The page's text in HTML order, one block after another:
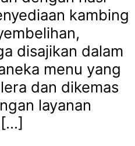
kambing
disajikan dalam
menu yang
dan dikemas
layanan
[…]